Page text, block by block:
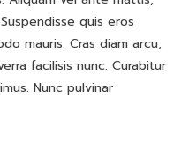
quis eros
mauris. Cras diam arcu,
facilisis nunc. Curabitur
Nunc pulvinar